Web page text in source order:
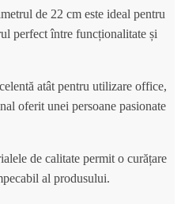
de 22 cm este ideal pentru
perfect între funcționalitate și
atât pentru utilizare office,
oferit unei persoane pasionate
de calitate permit o curățare
al produsului.